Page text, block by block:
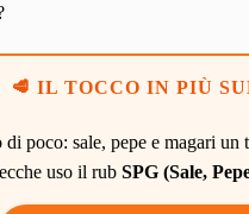
🥩 IL TOCCO IN PIÙ
poco: sale, pepe e magari
uso il rub SPG (Sale,